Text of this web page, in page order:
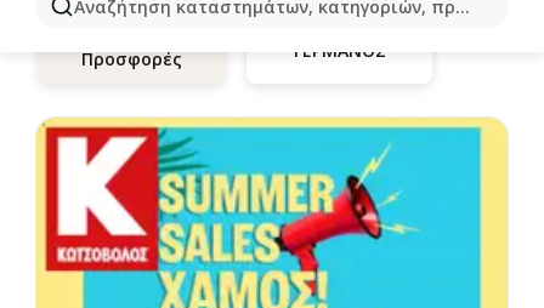
Αναζήτηση καταστημάτων, κατηγοριών, προϊόντων...
Προσφορές ΓΕΡΜΑΝΟΣ